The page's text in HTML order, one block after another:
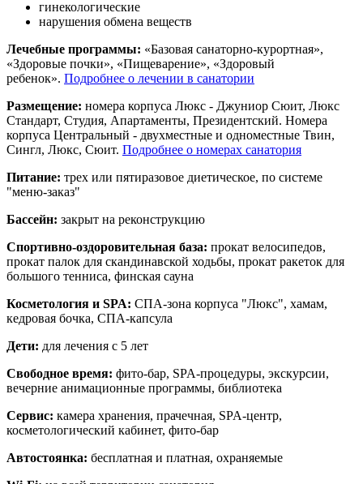
гинекологические
нарушения обмена веществ
Лечебные программы: «Базовая санаторно-курортная»,
«Здоровые почки», «Пищеварение», «Здоровый
ребенок». Подробнее о лечении в санатории
Размещение: номера корпуса Люкс - Джуниор Сюит, Люкс
Стандарт, Студия, Апартаменты, Президентский. Номера
корпуса Центральный - двухместные и одноместные Твин,
Сингл, Люкс, Сюит. Подробнее о номерах санатория
Питание: трех или пятиразовое диетическое, по системе
"меню-заказ"
Бассейн: закрыт на реконструкцию
Спортивно-оздоровительная база: прокат велосипедов,
прокат палок для скандинавской ходьбы, прокат ракеток для
большого тенниса, финская сауна
Косметология и SPA: СПА-зона корпуса "Люкс", хамам,
кедровая бочка, СПА-капсула
Дети: для лечения с 5 лет
Свободное время: фито-бар, SPA-процедуры, экскурсии,
вечерние анимационные программы, библиотека
Сервис: камера хранения, прачечная, SPA-центр,
косметологический кабинет, фито-бар
Автостоянка: бесплатная и платная, охраняемые